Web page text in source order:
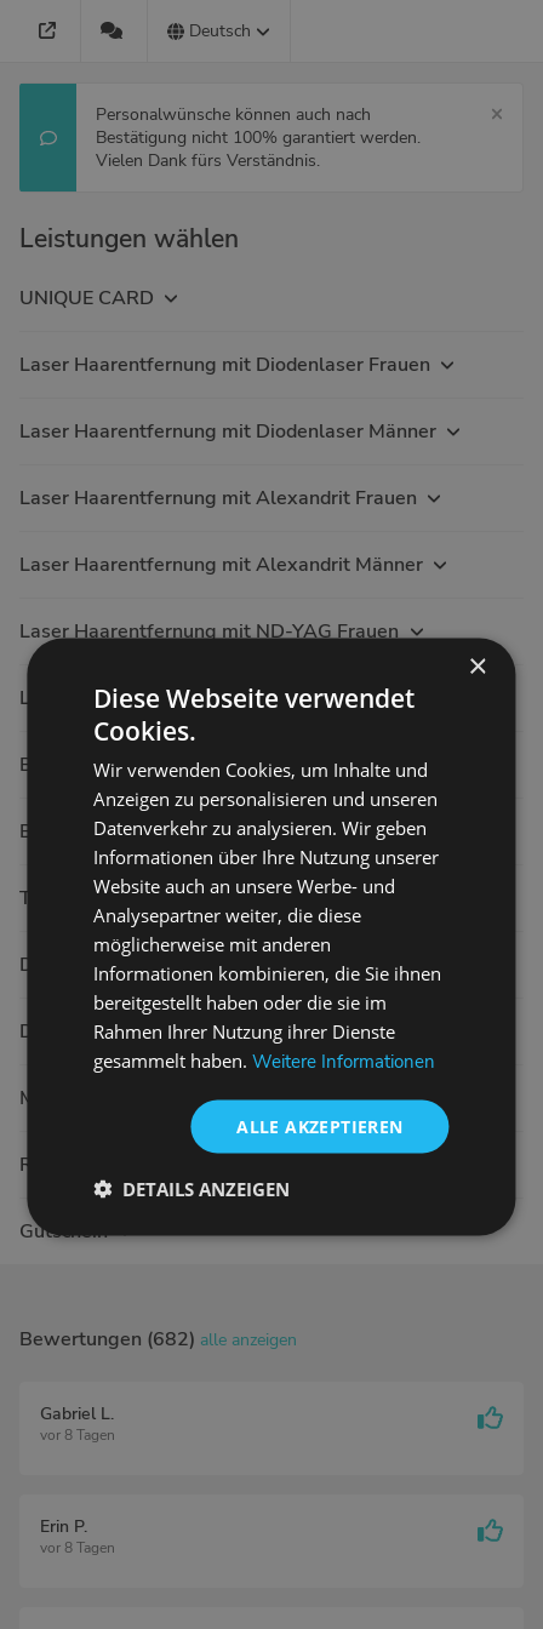
Deutsch
Personalwünsche können auch nach
Bestätigung nicht 100% garantiert werden.
Vielen Dank fürs Verständnis.
Leistungen wählen
UNIQUE CARD
Laser Haarentfernung mit Diodenlaser Frauen
Laser Haarentfernung mit Diodenlaser Männer
Laser Haarentfernung mit Alexandrit Frauen
Laser Haarentfernung mit Alexandrit Männer
Laser Haarentfernung mit ND-YAG Frauen
Laser Haarentfernung mit ND-YAG Männer
Bräunungsangebote mit Aloe Vera
Bräunungsangebote ohne Aloe Vera
Tanning Abonnement
DermaFacial
DermaFacial + Micro-Dermabrasion
Mesotherapie
RF Microneedling
Gutschein
Bewertungen (682) alle anzeigen
Gabriel L.
vor 8 Tagen
Erin P.
vor 8 Tagen
×
Diese Webseite verwendet
Cookies.
Wir verwenden Cookies, um Inhalte und
Anzeigen zu personalisieren und unseren
Datenverkehr zu analysieren. Wir geben
Informationen über Ihre Nutzung unserer
Website auch an unsere Werbe- und
Analysepartner weiter, die diese
möglicherweise mit anderen
Informationen kombinieren, die Sie ihnen
bereitgestellt haben oder die sie im
Rahmen Ihrer Nutzung ihrer Dienste
gesammelt haben.Weitere Informationen
ALLE AKZEPTIEREN
DETAILS ANZEIGEN